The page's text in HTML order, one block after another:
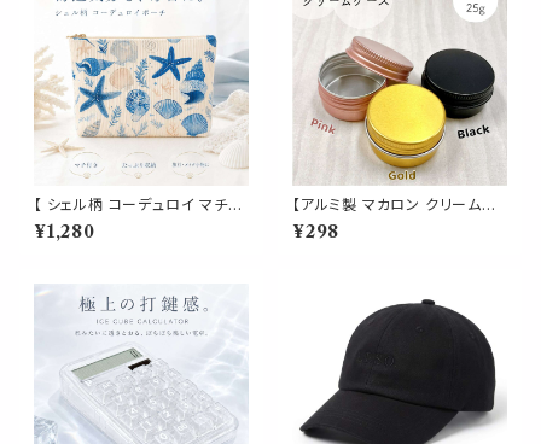
【 シェル柄 コーデュロイ マチ付
きポーチ 】海モチーフ 化粧ポー
チ トラベルポーチ 小物入れ 大
ポーチ ブルー
¥1,280
【アルミ製 マカロン クリームケ
ース 】 25g ピンク ゴールド ブ
ラック アルミ クリーム缶 コンテ
品 コスメ 旅行 収納
¥298